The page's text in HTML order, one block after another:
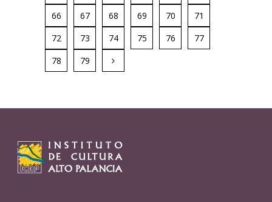
66
67 68 69 70
71
72
73 74 75 76
77
78
79